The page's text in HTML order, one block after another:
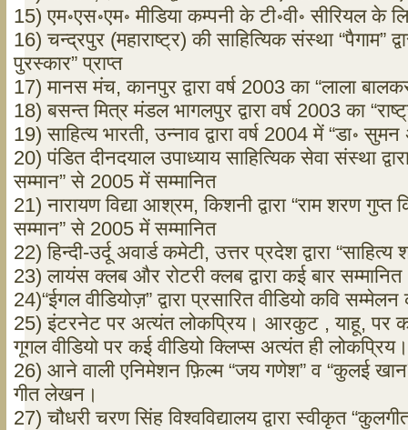
15) एम॰एस॰एम॰ मीडिया कम्पनी के टी॰वी॰ सीरियल के
16) चन्द्रपुर (महाराष्ट्र) की साहित्यिक संस्था “पैगाम”
पुरस्कार” प्राप्त
17) मानस मंच, कानपुर द्वारा वर्ष 2003 का “लाला
18) बसन्त मित्र मंडल भागलपुर द्वारा वर्ष 2003 का
19) साहित्य भारती, उन्नाव द्वारा वर्ष 2004 में “डा॰
20) पंडित दीनदयाल उपाध्याय साहित्यिक सेवा संस्था
सम्मान” से 2005 में सम्मानित
21) नारायण विद्या आश्रम, किशनी द्वारा “राम शरण
सम्मान” से 2005 में सम्मानित
22) हिन्दी-उर्दू अवार्ड कमेटी, उत्तर प्रदेश द्वारा
23) लायंस क्लब और रोटरी क्लब द्वारा कई बार सम्मानित
24)“ईगल वीडियोज़” द्वारा प्रसारित वीडियो कवि
25) इंटरनेट पर अत्यंत लोकप्रिय। आरकुट , याहू, पर
गूगल वीडियो पर कई वीडियो क्लिप्स अत्यंत ही लोकप्रिय।
26) आने वाली एनिमेशन फ़िल्म “जय गणेश” व “कुलई
गीत लेखन।
27) चौधरी चरण सिंह विश्वविद्यालय द्वारा स्वीकृत